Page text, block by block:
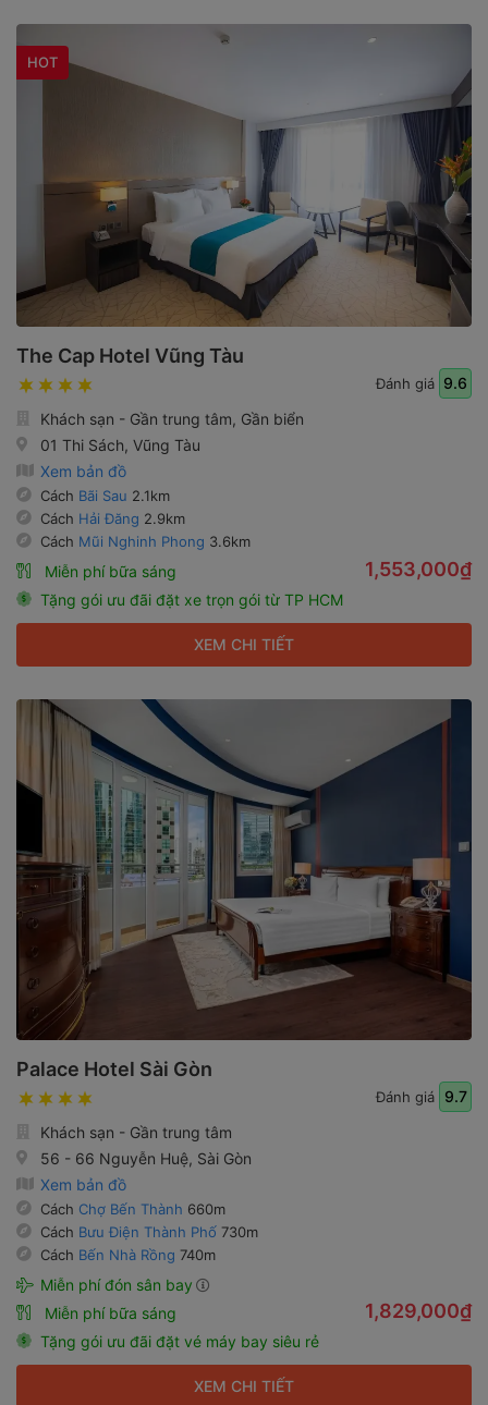
HOT
The Cap Hotel Vũng Tàu
Đánh giá 9.6
Khách sạn - Gần trung tâm, Gần biển
01 Thi Sách, Vũng Tàu
Xem bản đồ
Cách Bãi Sau 2.1km
Cách Hải Đăng 2.9km
Cách Mũi Nghinh Phong 3.6km
Miễn phí bữa sáng
Tặng gói ưu đãi đặt xe trọn gói từ TP HCM
1,553,000₫
XEM CHI TIẾT
Palace Hotel Sài Gòn
Đánh giá
9.7
Khách sạn - Gần trung tâm
56 - 66 Nguyễn Huệ, Sài Gòn
Xem bản đồ
Cách Chợ Bến Thành 660m
Cách Bưu Điện Thành Phố 730m
Cách Bến Nhà Rồng 740m
Miễn phí đón sân bay
Miễn phí bữa sáng
Tặng gói ưu đãi đặt vé máy bay siêu rẻ
1,829,000₫
XEM CHI TIẾT